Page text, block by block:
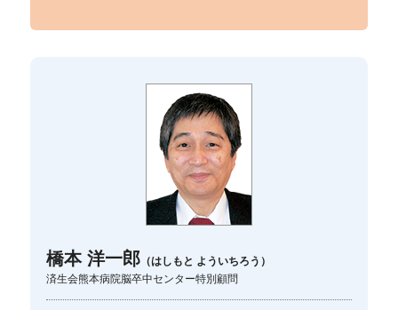
橋本 洋一郎 （はしもと よういちろう）
済生会熊本病院脳卒中センター特別顧問